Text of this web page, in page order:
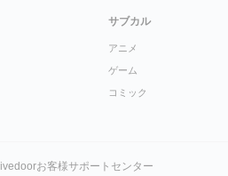
サブカル
アニメ
ゲーム
コミック
livedoorお客様サポートセンター